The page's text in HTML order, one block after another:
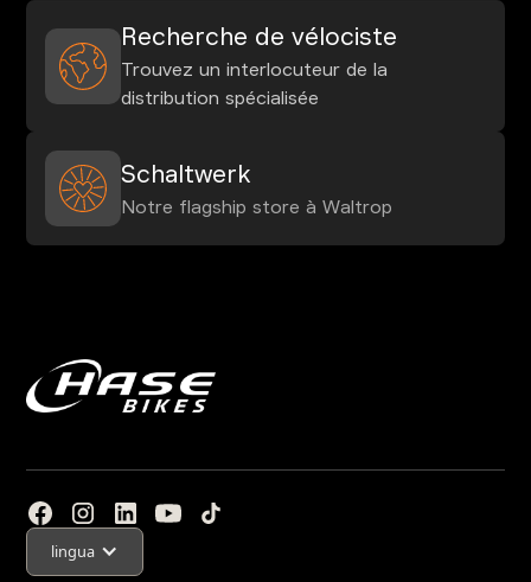
Recherche de vélociste
Trouvez un interlocuteur de la
distribution spécialisée
Schaltwerk
Notre flagship store à Waltrop
lingua